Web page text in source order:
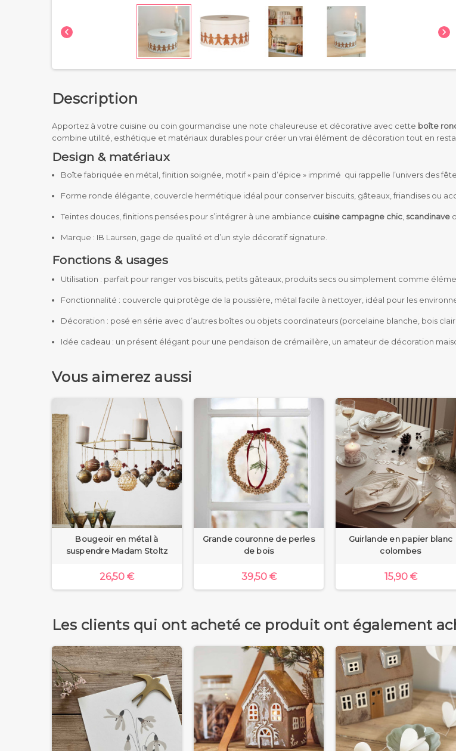
 
Description
Apportez à votre cuisine ou coin gourmandise une note chaleureuse et décorative avec cette boîte
combine utilité, esthétique et matériaux durables pour créer un vrai élément de décoration tout en
Design & matériaux
Boîte fabriquée en métal, finition soignée, motif « pain d’épice » imprimé qui rappelle l’univers des
Forme ronde élégante, couvercle hermétique idéal pour conserver biscuits, gâteaux, friandises ou
Teintes douces, finitions pensées pour s’intégrer à une ambiance cuisine campagne chic scandinave
Marque : IB Laursen, gage de qualité et d’un style décoratif signature.
Fonctions & usages
Utilisation : parfait pour ranger vos biscuits, petits gâteaux, produits secs ou simplement comme
Fonctionnalité : couvercle qui protège de la poussière, métal facile à nettoyer, idéal pour les
Décoration : posé en série avec d’autres boîtes ou objets coordinateurs (porcelaine blanche, bois
Idée cadeau : un présent élégant pour une pendaison de crémaillère, un amateur de décoration
Vous aimerez aussi
Bougeoir en métal à
suspendre Madam Stoltz
26,50 €
Grande couronne de perles
de bois
39,50 €
Guirlande en papier blanc
colombes
15,90 €
Les clients qui ont acheté ce produit ont également